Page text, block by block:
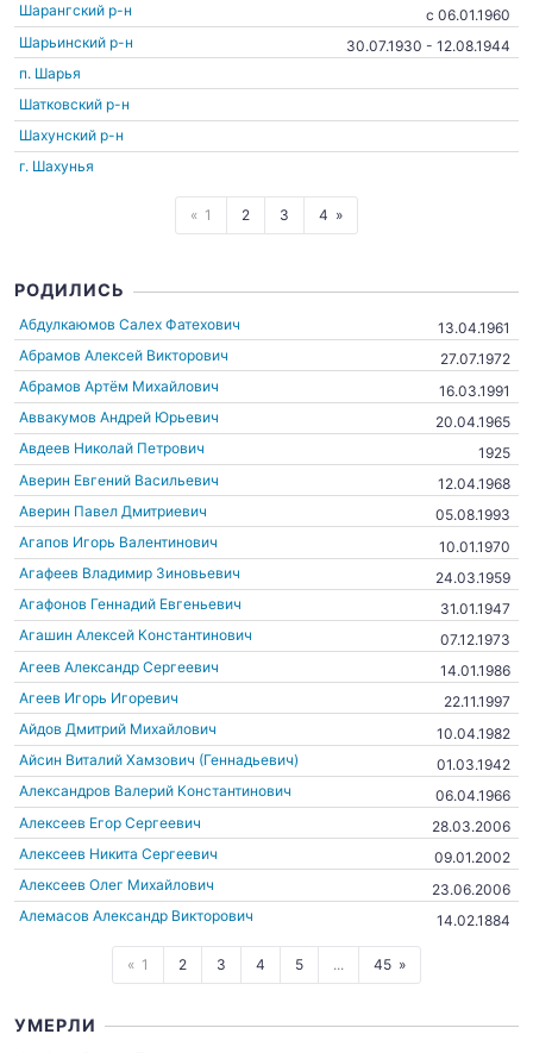
Шарангский р-н
c 06.01.1960
Шарьинский р-н
30.07.1930 - 12.08.1944
п. Шарья
Шатковский р-н
Шахунский р-н
г. Шахунья
1 2 3 4
РОДИЛИСЬ
Абдулкаюмов Салех Фатехович
13.04.1961
Абрамов Алексей Викторович
27.07.1972
Абрамов Артём Михайлович
16.03.1991
Аввакумов Андрей Юрьевич
20.04.1965
Авдеев Николай Петрович
1925
Аверин Евгений Васильевич
12.04.1968
Аверин Павел Дмитриевич
05.08.1993
Агапов Игорь Валентинович
10.01.1970
Агафеев Владимир Зиновьевич
24.03.1959
Агафонов Геннадий Евгеньевич
31.01.1947
Агашин Алексей Константинович
07.12.1973
Агеев Александр Сергеевич
14.01.1986
Агеев Игорь Игоревич
22.11.1997
Айдов Дмитрий Михайлович
10.04.1982
Айсин Виталий Хамзович (Геннадьевич)
01.03.1942
Александров Валерий Константинович
06.04.1966
Алексеев Егор Сергеевич
28.03.2006
Алексеев Никита Сергеевич
09.01.2002
Алексеев Олег Михайлович
23.06.2006
Алемасов Александр Викторович
14.02.1884
1 2 3 4 5 ... 45
УМЕРЛИ